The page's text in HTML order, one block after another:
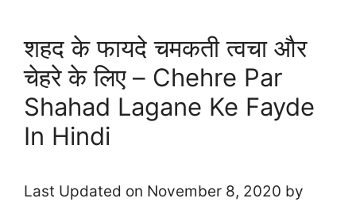
शहद के फायदे चमकती त्वचा और
चेहरे के लिए – Chehre Par
Shahad Lagane Ke Fayde
In Hindi
Last Updated on November 8, 2020 by